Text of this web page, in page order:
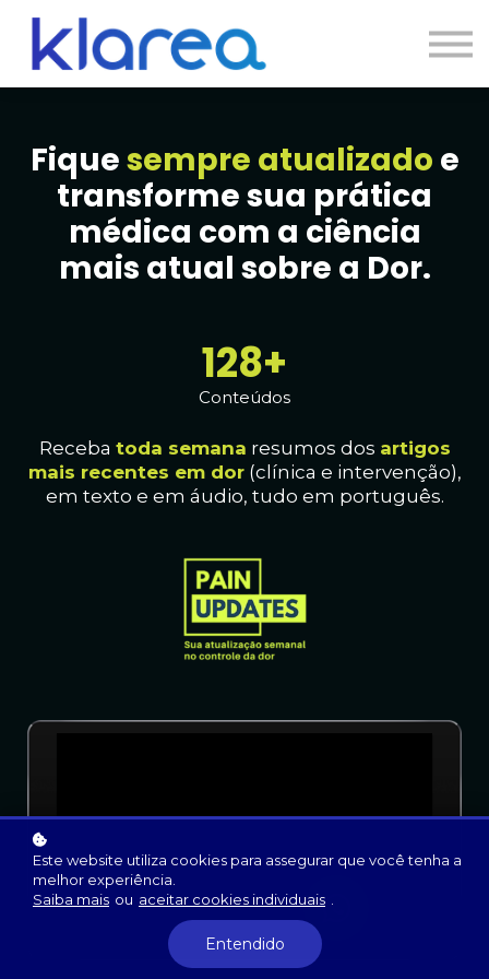
Contato
Cursos
Entrar
Fiquesempre atualizado e
transforme sua prática
médica com a ciência
mais atual sobre a Dor.
130+
Conteúdos
Receba toda semana resumos dos artigos
mais recentes em dor(clínica e intervenção),
em texto e em áudio, tudo em português.
Este website utiliza cookies para assegurar que você tenha a
melhor experiência.
Saiba mais ou aceitar cookies individuais
Entendido